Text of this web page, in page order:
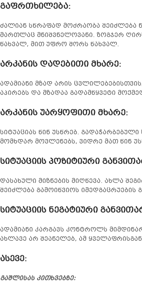
გაფრთხილება:
ძალიან სწრაფად მოძრაობა შეიძლება
მართლაც მნიშვნელოვანი. ზოგჯერ
წახვალ, მით უფრო შორს წახვალ.
არკანის დადებითი მხარე:
ადამიანი მზად არის
აპირებს და მზადაა გადამწყვეტი
არკანის უარყოფითი მხარე:
სიტუაციას წინ უსწრებ.
მომხდარ მოვლენებს, ვიდრე მათ წინ
სიტუაციის პოზიტიური
დასახული მიზნების მიღწევა. ახლა
შეიძლება გამოიწვიოს
სიტუაციის ნეგატიური
ადამიანი კარგავს კონტროლს
ახლავე არ შეანელებ, ამ
ასევე:
გაშლისას კითხვებზე: